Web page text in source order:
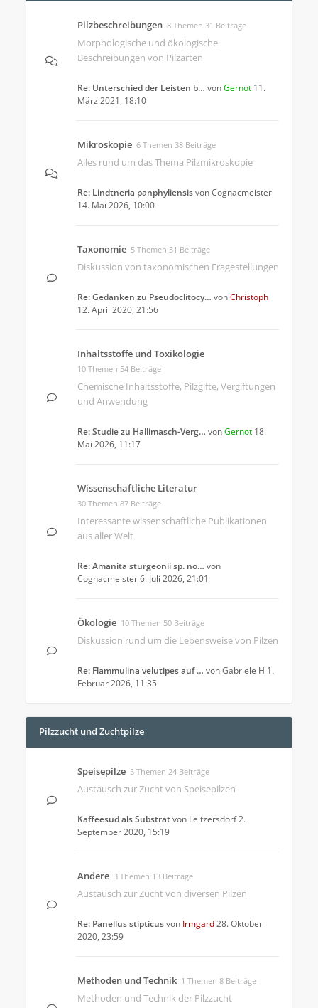
Pilzbeschreibungen 8 Themen 31 Beiträge
Morphologische und ökologische
Beschreibungen von Pilzarten
Re: Unterschied der Leisten b… vonGernot 11.
März 2021, 18:10
Mikroskopie 6 Themen 38 Beiträge
Alles rund um das Thema Pilzmikroskopie
Re: Lindtneria panphyliensisvonCognacmeister
14. Mai 2026, 10:00
Taxonomie 5 Themen 31 Beiträge
Diskussion von taxonomischen Fragestellungen
Re: Gedanken zu Pseudoclitocy… vonChristoph
12. April 2020, 21:56
Inhaltsstoffe und Toxikologie
10 Themen 54 Beiträge
Chemische Inhaltsstoffe, Pilzgifte, Vergiftungen
und Anwendung
Re: Studie zu Hallimasch-Verg… vonGernot 18.
Mai 2026, 11:17
Wissenschaftliche Literatur
30 Themen 87 Beiträge
Interessante wissenschaftliche Publikationen
aus aller Welt
Re: Amanita sturgeonii sp. no… von
Cognacmeister6. Juli 2026, 21:01
Ökologie 10 Themen 50 Beiträge
Diskussion rund um die Lebensweise von Pilzen
Re: Flammulina velutipes auf … vonGabriele H 1.
Februar 2026, 11:35
Pilzzucht und Zuchtpilze
Speisepilze 5 Themen 24 Beiträge
Austausch zur Zucht von Speisepilzen
Kaffeesud als Substratvon Leitzersdorf2.
September 2020, 15:19
Andere 3 Themen 13 Beiträge
Austausch zur Zucht von diversen Pilzen
Re: Panellus stipticusvon Irmgard28. Oktober
2020, 23:59
Methoden und Technik 1 Themen 8 Beiträge
Methoden und Technik der Pilzzucht